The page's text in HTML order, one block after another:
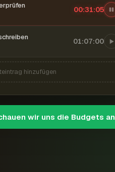
00:31:06
01:07:00
hinzufügen
wir uns die Budgets an